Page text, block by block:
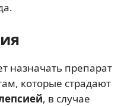
назначать препарат
которые страдают
, в случае